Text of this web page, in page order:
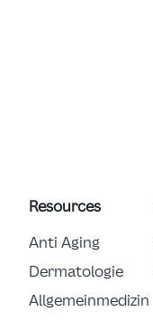
Resources
Anti Aging
Dermatologie
Allgemeinmedizin